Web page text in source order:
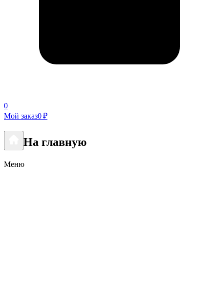
0
Мой заказ0 ₽
На главную
Меню